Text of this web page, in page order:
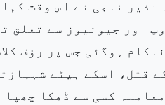
ناجی نے اس وقت
اور جیونیوز سے تعلق
ہوگئی جس پر رؤف
قتل، اسکے بیٹے
کسی سے ڈھکا چھپا